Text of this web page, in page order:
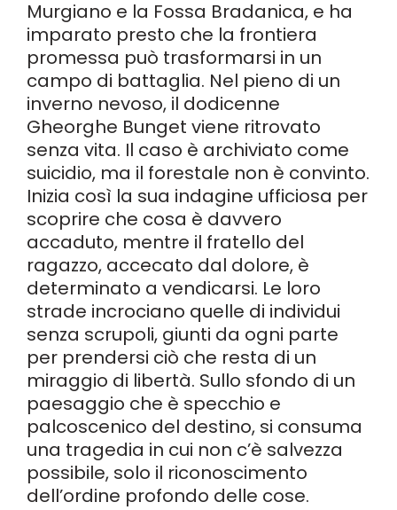
Murgiano e la Fossa Bradanica, e ha
imparato presto che la frontiera
promessa può trasformarsi in un
campo di battaglia. Nel pieno di un
inverno nevoso, il dodicenne
Gheorghe Bunget viene ritrovato
senza vita. Il caso è archiviato come
suicidio, ma il forestale non è convinto.
Inizia così la sua indagine ufficiosa per
scoprire che cosa è davvero
accaduto, mentre il fratello del
ragazzo, accecato dal dolore, è
determinato a vendicarsi. Le loro
strade incrociano quelle di individui
senza scrupoli, giunti da ogni parte
per prendersi ciò che resta di un
miraggio di libertà. Sullo sfondo di un
paesaggio che è specchio e
palcoscenico del destino, si consuma
una tragedia in cui non c’è salvezza
possibile, solo il riconoscimento
dell’ordine profondo delle cose.